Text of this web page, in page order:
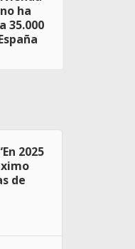
ha
35.000
2025
de